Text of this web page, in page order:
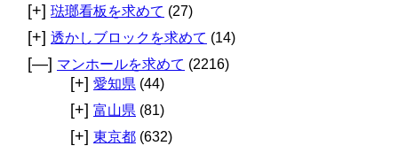
[+] 琺瑯看板を求めて (27)
[+] 透かしブロックを求めて (14)
[—] マンホールを求めて (2216)
[+] 愛知県 (44)
[+] 富山県 (81)
[+] 東京都 (632)